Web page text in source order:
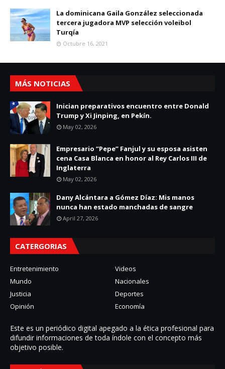
La dominicana Gaila González seleccionada
tercera jugadora MVP selección voleibol
Turqía
Octubre 16, 2021
MÁS NOTICIAS
Inician preparativos encuentro entre Donald
Trump y Xi Jinping, en Pekín.
May 02, 2026
Empresario “Pepe” Fanjul y su esposa asisten
cena Casa Blanca en honor al Rey Carlos III de
Inglaterra
May 02, 2026
Dany Alcántara a Gómez Díaz: Mis manos
nunca han estado manchadas de sangre
April 27, 2026
CATERGORIAS
Entretenimiento
Videos
Mundo
Nacionales
Justicia
Deportes
Opinión
Economía
Este es un periódico digital apegado a la ética profesional para
difundir informaciones de toda í­ndole con el concepto más
objetivo posible.